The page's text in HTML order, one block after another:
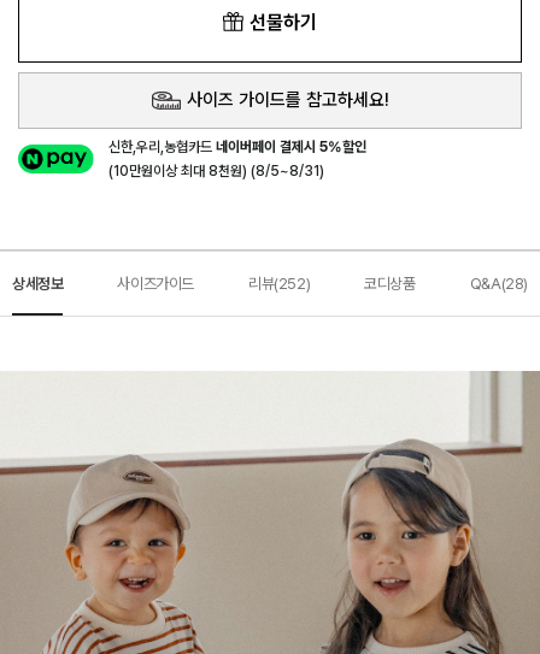
선물하기
사이즈 가이드를 참고하세요!
신한,우리,농협카드네이버페이 결제시 5%할인
(10만원이상 최대 8천원) (8/5~8/31)
상세정보 사이즈가이드 리뷰(252) 코디상품 Q&A(28)